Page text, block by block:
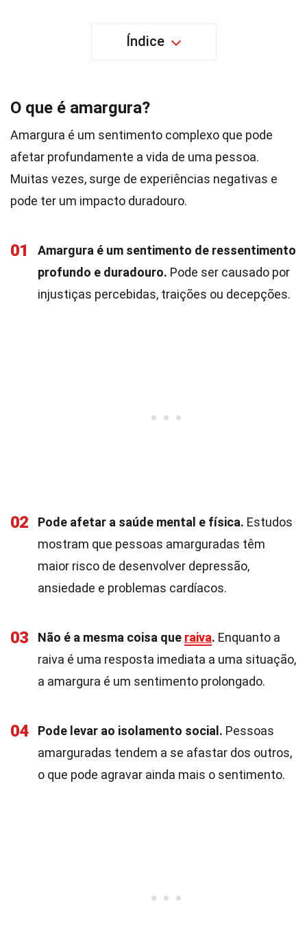
Índice
O que é amargura?
Amargura é um sentimento complexo que pode
afetar profundamente a vida de uma pessoa.
Muitas vezes, surge de experiências negativas e
pode ter um impacto duradouro.
01
Amargura é um sentimento de ressentimento
profundo e duradouro. Pode ser causado por
injustiças percebidas, traições ou decepções.
02 Pode afetar a saúde mental e física. Estudos
mostram que pessoas amarguradas têm
maior risco de desenvolver depressão,
ansiedade e problemas cardíacos.
03 Não é a mesma coisa que raiva. Enquanto a
raiva é uma resposta imediata a uma situação,
a amargura é um sentimento prolongado.
04 Pode levar ao isolamento social. Pessoas
amarguradas tendem a se afastar dos outros,
o que pode agravar ainda mais o sentimento.